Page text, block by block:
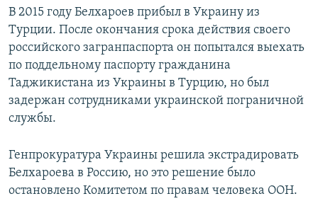
В 2015 году Белхароев прибыл в Украину из
Турции. После окончания срока действия своего
российского загранпаспорта он попытался выехать
по поддельному паспорту гражданина
Таджикистана из Украины в Турцию, но был
задержан сотрудниками украинской пограничной
службы.
Генпрокуратура Украины решила экстрадировать
Белхароева в Россию, но это решение было
остановлено Комитетом по правам человека ООН.